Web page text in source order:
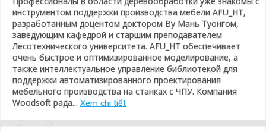
инструментом поддержки производства мебели AFU_HT,
разработанным доцентом доктором Ву Мань Туонгом,
заведующим кафедрой и старшим преподавателем
Лесотехнического университета. AFU_HT обеспечивает
очень быстрое и оптимизированное моделирование, а
также интеллектуальное управление библиотекой для
поддержки автоматизированного проектирования
мебельного производства на станках с ЧПУ. Компания
Woodsoft рада... Xem chi tiết